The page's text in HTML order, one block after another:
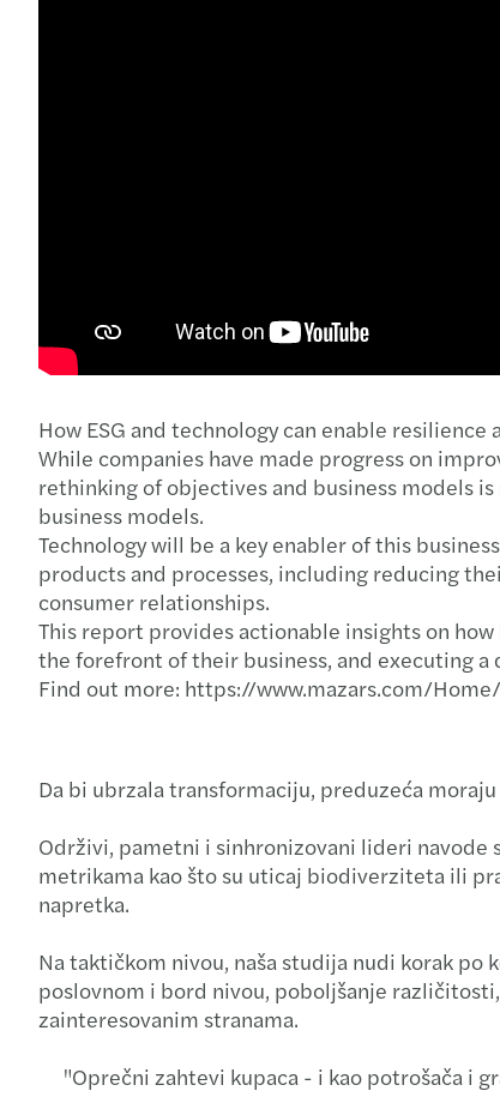
How ESG and technology can enable
While companies have made progress on
rethinking of objectives and business models
business models.
Technology will be a key enabler of this
products and processes, including reducing
consumer relationships.
This report provides actionable insights on
the forefront of their business, and executing
Find out more: https://www.mazars.com/
Da bi ubrzala transformaciju, preduzeća
Održivi, pametni i sinhronizovani lideri
metrikama kao što su uticaj biodiverziteta ili
napretka.
Na taktičkom nivou, naša studija nudi korak
poslovnom i bord nivou, poboljšanje
zainteresovanim stranama.
"Oprečni zahtevi kupaca - i kao potrošača i